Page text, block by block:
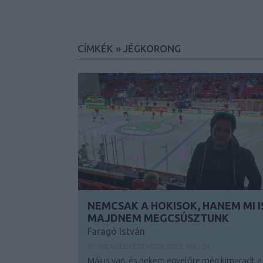
CÍMKÉK » JÉGKORONG
NEMCSAK A HOKISOK, HANEM MI
MAJDNEM MEGCSÚSZTUNK
Faragó István
Május van, és nekem egyelőre még kimaradt a